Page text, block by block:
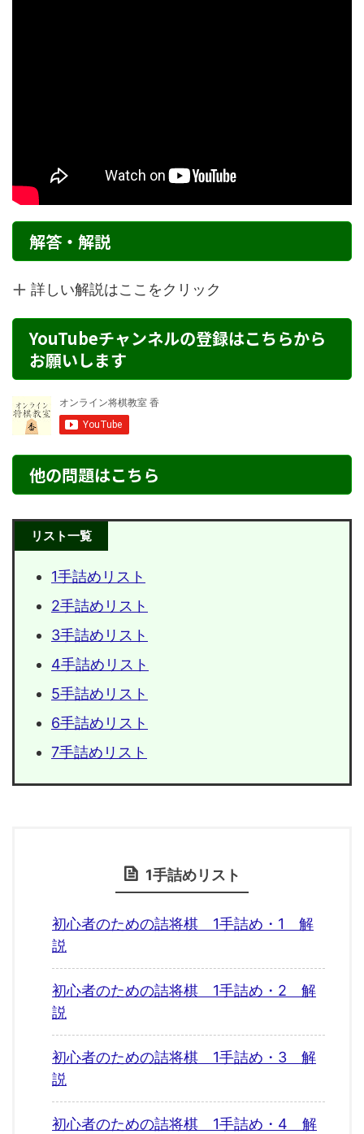
解答・解説
詳しい解説はここをクリック
YouTubeチャンネルの登録はこちらから
お願いします
他の問題はこちら
リスト一覧
1手詰めリスト
2手詰めリスト
3手詰めリスト
4手詰めリスト
5手詰めリスト
6手詰めリスト
7手詰めリスト
1手詰めリスト
初心者のための詰将棋 1手詰め・1 解
説
初心者のための詰将棋 1手詰め・2 解
説
初心者のための詰将棋 1手詰め・3 解
説
初心者のための詰将棋 1手詰め・4 解